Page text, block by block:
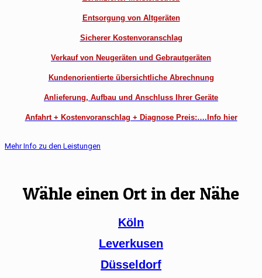
Entsorgung von Altgeräten
Sicherer Kostenvoranschlag
Verkauf von Neugeräten und Gebrautgeräten
Kundenorientierte übersichtliche Abrechnung
Anlieferung, Aufbau und Anschluss Ihrer Geräte
Anfahrt + Kostenvoranschlag + Diagnose Preis:….Info hier
Mehr Info zu den Leistungen
Wähle einen Ort in der Nähe
Köln
Leverkusen
Düsseldorf